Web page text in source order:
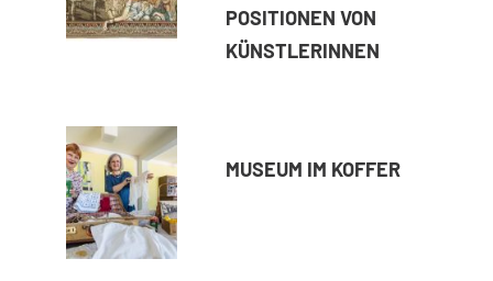
POSITIONEN VON
KÜNSTLERINNEN
MUSEUM IM KOFFER